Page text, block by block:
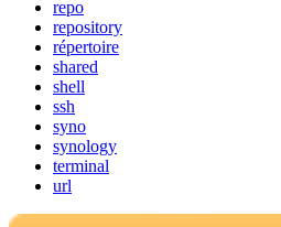
repo
repository
répertoire
shared
shell
ssh
syno
synology
terminal
url